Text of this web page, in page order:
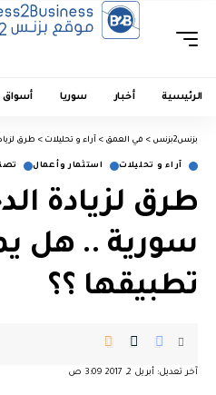
الرئيسية أخبار سوريا أسواق
بزنس2بزنس > في العمق > آراء و تحليلات > طرق
آراء و تحليلات استثمار وأعمال
طرق لزيادة
سورية .. هل
تطبيقها ؟؟
آخر تعديل: أبريل 2, 2017 3:09 ص